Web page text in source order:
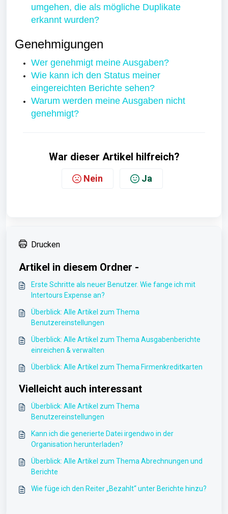
umgehen, die als mögliche Duplikate
erkannt wurden?
Genehmigungen
Wer genehmigt meine Ausgaben?
Wie kann ich den Status meiner
eingereichten Berichte sehen?
Warum werden meine Ausgaben nicht
genehmigt?
War dieser Artikel hilfreich?
Nein Ja
Drucken
Artikel in diesem Ordner -
Erste Schritte als neuer Benutzer. Wie fange ich mit
Intertours Expense an?
Überblick: Alle Artikel zum Thema
Benutzereinstellungen
Überblick: Alle Artikel zum Thema Ausgabenberichte
einreichen & verwalten
Überblick: Alle Artikel zum Thema Firmenkreditkarten
Vielleicht auch interessant
Überblick: Alle Artikel zum Thema
Benutzereinstellungen
Kann ich die generierte Datei irgendwo in der
Organisation herunterladen?
Überblick: Alle Artikel zum Thema Abrechnungen und
Berichte
Wie füge ich den Reiter „Bezahlt“ unter Berichte hinzu?